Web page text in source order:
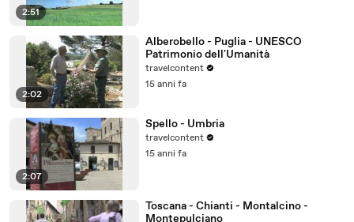
2:51
2:02
Alberobello - Puglia - UNESCO
Patrimonio dell'Umanità
travelcontent
15 anni fa
2:07
Spello - Umbria
travelcontent
15 anni fa
Toscana - Chianti - Montalcino -
Montepulciano